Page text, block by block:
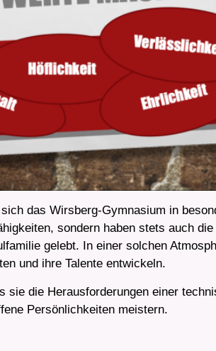
das Wirsberg-Gymnasium in
sondern haben stets auch
gelebt. In einer solchen
und ihre Talente entwickeln.
die Herausforderungen einer
Persönlichkeiten meistern.